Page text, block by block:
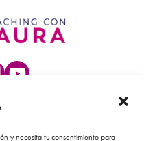
y necesita tu consentimiento para